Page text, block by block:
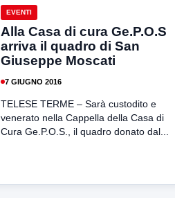
EVENTI
Alla Casa di cura Ge.P.O.S
arriva il quadro di San
Giuseppe Moscati
7 GIUGNO 2016
TELESE TERME – Sarà custodito e
venerato nella Cappella della Casa di
Cura Ge.P.O.S., il quadro donato dal...